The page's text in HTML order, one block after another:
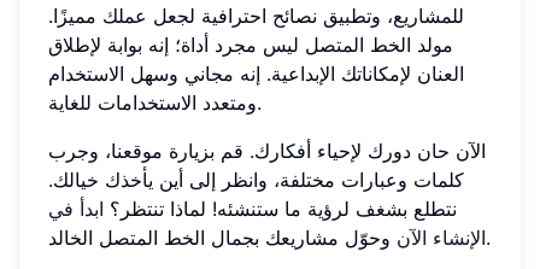
للمشاريع، وتطبيق نصائح احترافية لجعل عملك مميزًا.
مولد الخط المتصل ليس مجرد أداة؛ إنه بوابة لإطلاق
العنان لإمكاناتك الإبداعية. إنه مجاني وسهل الاستخدام
ومتعدد الاستخدامات للغاية.
الآن حان دورك لإحياء أفكارك. قم بزيارة موقعنا، وجرب
كلمات وعبارات مختلفة، وانظر إلى أين يأخذك خيالك.
نتطلع بشغف لرؤية ما ستنشئه! لماذا تنتظر؟ ابدأ في
الإنشاء الآنوحوّل مشاريعك بجمال الخط المتصل الخالد.